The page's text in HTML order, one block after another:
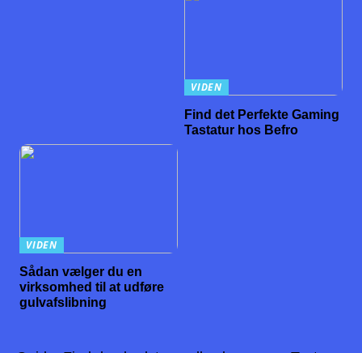
VIDEN
Find det Perfekte Gaming
Tastatur hos Befro
VIDEN
Sådan vælger du en
virksomhed til at udføre
gulvafslibning